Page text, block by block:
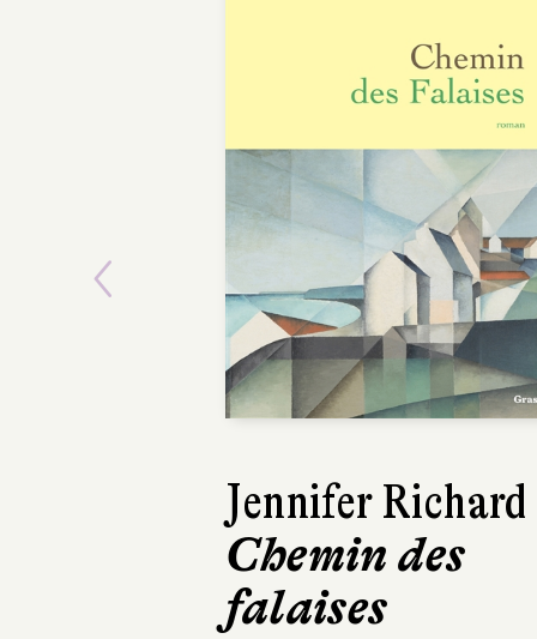
Jennifer Richard
Chemin des
falaises
Lars Kepler
Le
Actes Sud
Previous